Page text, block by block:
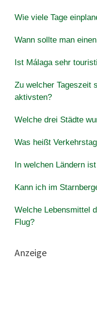
Wie viele Tage
Wann sollte man
Ist Málaga sehr
Zu welcher Tageszeit
aktivsten?
Welche drei Städte
Was heißt
In welchen Ländern
Kann ich im
Welche Lebensmittel
Flug?
Anzeige